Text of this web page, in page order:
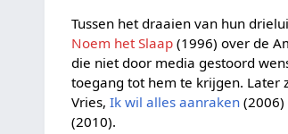
Tussen het draaien van hun
Noem het Slaap (1996) over de
die niet door media gestoord
toegang tot hem te krijgen. Later
Vries,Ik wil alles aanraken (2006)
(2010).